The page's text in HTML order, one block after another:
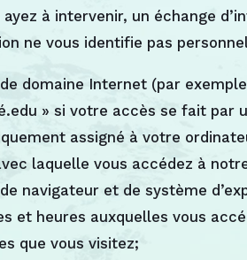
ayez à intervenir, un échange
ne vous identifie pas
domaine Internet (par
» si votre accès se fait par
assigné à votre
laquelle vous accédez à
navigateur et de système
et heures auxquelles vous
que vous visitez;